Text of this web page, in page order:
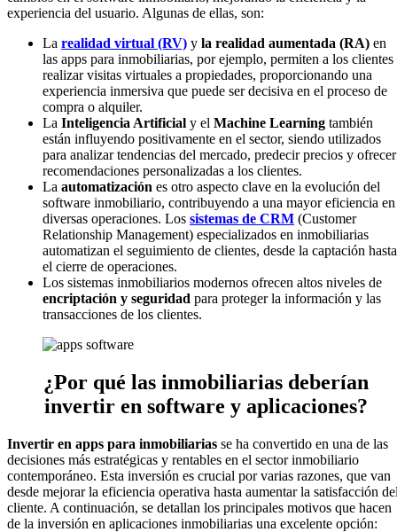
experiencia del usuario. Algunas de ellas, son:
La realidad virtual (RV) y la realidad aumentada (RA) en
las apps para inmobiliarias, por ejemplo, permiten a los clientes
realizar visitas virtuales a propiedades, proporcionando una
experiencia inmersiva que puede ser decisiva en el proceso de
compra o alquiler.
La Inteligencia Artificial y el Machine Learning también
están influyendo positivamente en el sector, siendo utilizados
para analizar tendencias del mercado, predecir precios y ofrecer
recomendaciones personalizadas a los clientes.
La automatización es otro aspecto clave en la evolución del
software inmobiliario, contribuyendo a una mayor eficiencia en
diversas operaciones. Los sistemas de CRM (Customer
Relationship Management) especializados en inmobiliarias
automatizan el seguimiento de clientes, desde la captación hasta
el cierre de operaciones.
Los sistemas inmobiliarios modernos ofrecen altos niveles de
encriptación y seguridad para proteger la información y las
transacciones de los clientes.
¿Por qué las inmobiliarias deberían
invertir en software y aplicaciones?
Invertir en apps para inmobiliarias se ha convertido en una de las
decisiones más estratégicas y rentables en el sector inmobiliario
contemporáneo. Esta inversión es crucial por varias razones, que van
desde mejorar la eficiencia operativa hasta aumentar la satisfacción
cliente. A continuación, se detallan los principales motivos que hacen
de la inversión en aplicaciones inmobiliarias una excelente opción: